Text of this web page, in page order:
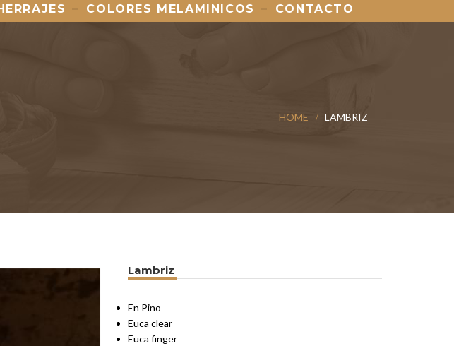
COLORES MELAMINICOS CONTACTO
HOME LAMBRIZ
Lambriz
En Pino
Euca clear
Euca finger